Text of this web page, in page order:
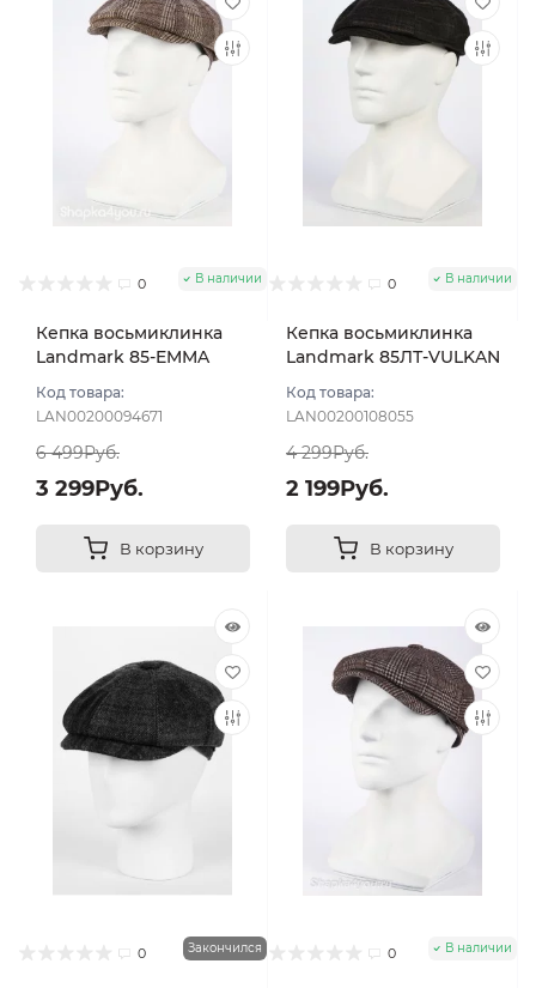
0 В наличии
Кепка восьмиклинка
Landmark 85-EMMA
размер 59
Код товара:
LAN00200094671
6 499Руб.
3 299Руб.
В корзину
0 В наличии
Кепка восьмиклинка
Landmark 85ЛТ-VULKAN
темный размер 57
Код товара:
LAN00200108055
4 299Руб.
2 199Руб.
В корзину
0 Закончился 0 В наличии